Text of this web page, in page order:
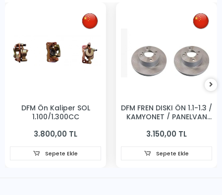
DFM Ön Kaliper SOL
1,100/1,300CC
3.800,00 TL
Sepete Ekle
DFM FREN DISKI ÖN 1.1-1.3 /
KAMYONET / PANELVAN
3.150,00 TL
Sepete Ekle